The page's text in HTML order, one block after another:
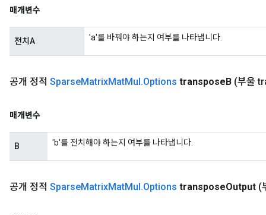
매개변수
전치A 'a'를 바꿔야 하는지 여부를 나타냅니다.
공개 정적 SparseMatrixMatMul.Options transposeB (부울
매개변수
B 'b'를 전치해야 하는지 여부를 나타냅니다.
공개 정적 SparseMatrixMatMul.Options transposeOutput (